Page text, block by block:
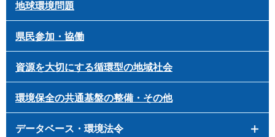
地球環境問題
県民参加・協働
資源を大切にする循環型の地域社会
環境保全の共通基盤の整備・その他
データベース・環境法令